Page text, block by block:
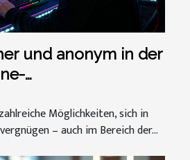
und anonym in der
bleibt
Möglichkeiten, sich in
– auch im Bereich der...